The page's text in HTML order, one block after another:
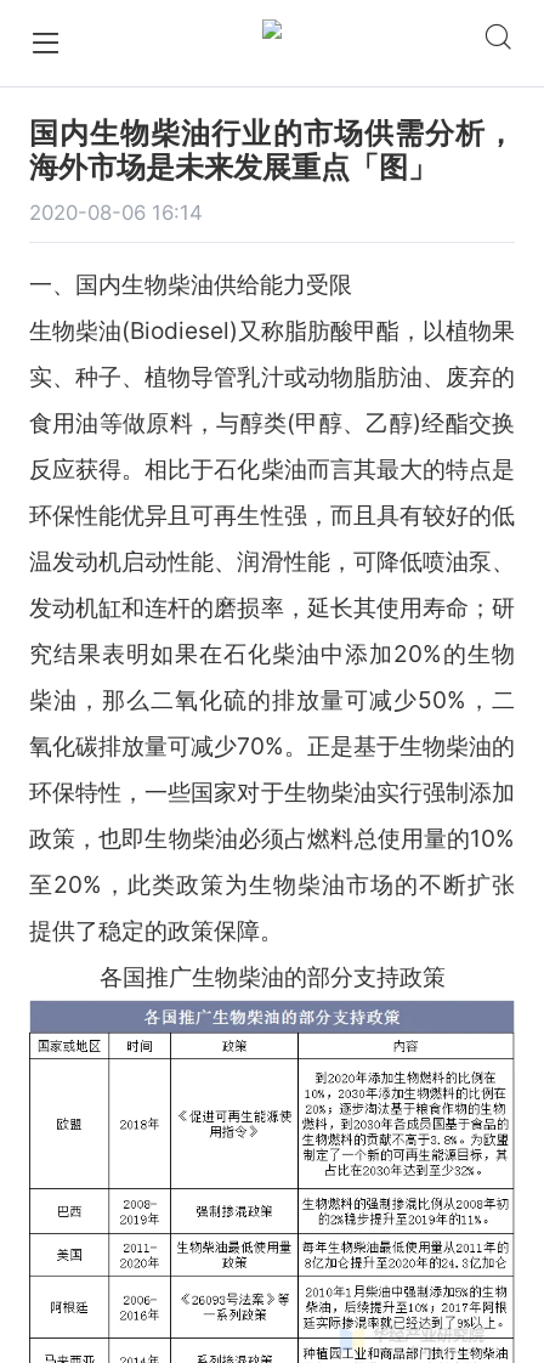
国内生物柴油行业的市场供需分析，
海外市场是未来发展重点「图」
2020-08-06 16:14
一、国内生物柴油供给能力受限
生物柴油(Biodiesel)又称脂肪酸甲酯，以植物果
实、种子、植物导管乳汁或动物脂肪油、废弃的
食用油等做原料，与醇类(甲醇、乙醇)经酯交换
反应获得。相比于石化柴油而言其最大的特点是
环保性能优异且可再生性强，而且具有较好的低
温发动机启动性能、润滑性能，可降低喷油泵、
发动机缸和连杆的磨损率，延长其使用寿命；研
究结果表明如果在石化柴油中添加20%的生物
柴油，那么二氧化硫的排放量可减少50%，二
氧化碳排放量可减少70%。正是基于生物柴油的
环保特性，一些国家对于生物柴油实行强制添加
政策，也即生物柴油必须占燃料总使用量的10%
至20%，此类政策为生物柴油市场的不断扩张
提供了稳定的政策保障。
各国推广生物柴油的部分支持政策